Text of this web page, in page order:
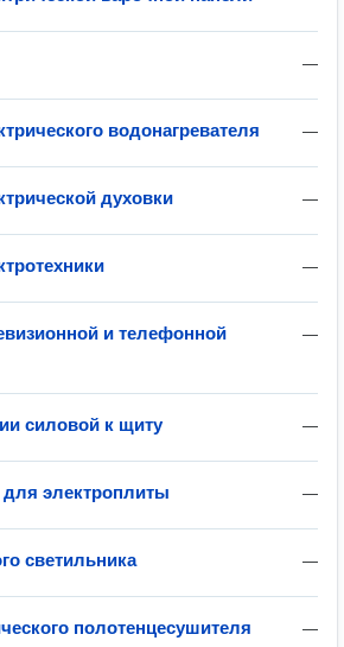
—
—
водонагревателя
—
духовки
—
—
и телефонной
—
силовой к щиту
—
для электроплиты
—
светильника
—
полотенцесушителя